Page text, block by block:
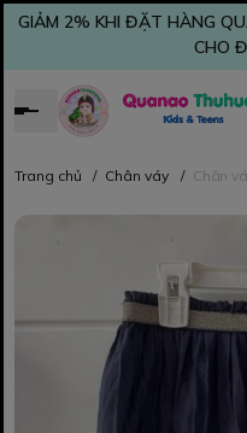
GIẢM 2% KHI ĐẶT HÀNG
CHO
Trang chủ / Chân váy / Chân